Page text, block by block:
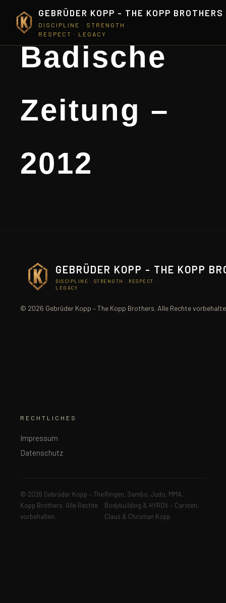
GEBRÜDER KOPP - THE KOPP BROTHERS
DISCIPLINE · STRENGTH ·
RESPECT · LEGACY
Badische
Zeitung –
2012
GEBRÜDER KOPP - THE KOPP
DISCIPLINE · STRENGTH · RESPECT ·
LEGACY
© 2026 Gebrüder Kopp – The Kopp Brothers. Alle Rechte
RECHTLICHES
Impressum
Datenschutz
© 2026 Gebrüder Kopp – The
Kopp Brothers. Alle Rechte
vorbehalten.
Ringen, Sambo, Judo, MMA,
Bodybuilding & HYROX – Carsten,
Claus & Christian Kopp